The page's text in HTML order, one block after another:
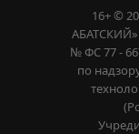
16+ ©
№ ФС 77 -
по